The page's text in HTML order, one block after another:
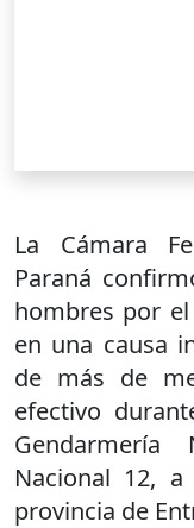
La Cámara
Paraná
hombres por
en una causa
de más de
efectivo
Nacional 12,
provincia de